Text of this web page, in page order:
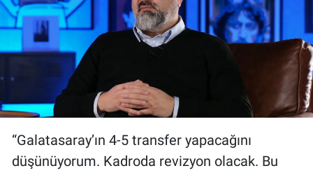
“Galatasaray’ın 4-5 transfer yapacağını
düşünüyorum. Kadroda revizyon olacak. Bu